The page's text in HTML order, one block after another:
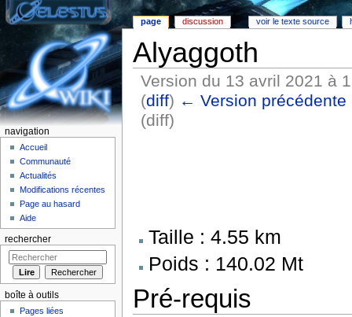
Alyaggoth
Version du 13 avril 2021 à
(diff) ← Version précédente
(diff)
Taille : 4.55 km
Poids : 140.02 Mt
Pré-requis
page discussion voir le texte source
navigation
Accueil
Communauté
Actualités
Modifications récentes
Page au hasard
Aide
rechercher
boîte à outils
Pages liées